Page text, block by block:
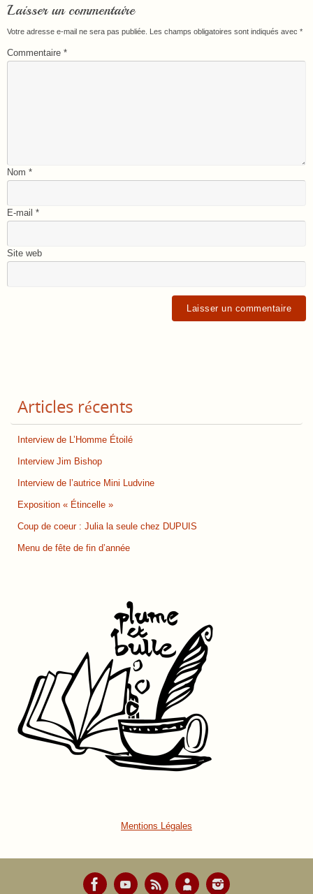
Laisser un commentaire
Votre adresse e-mail ne sera pas publiée. Les champs obligatoires sont indiqués avec *
Commentaire *
Nom *
E-mail *
Site web
Articles récents
Interview de L’Homme Étoilé
Interview Jim Bishop
Interview de l’autrice Mini Ludvine
Exposition « Étincelle »
Coup de coeur : Julia la seule chez DUPUIS
Menu de fête de fin d’année
Mentions Légales